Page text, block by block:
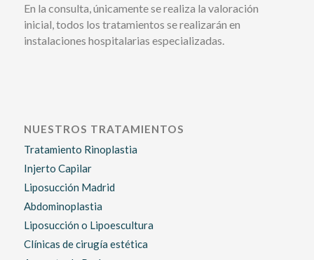
En la consulta, únicamente se realiza la valoración
inicial, todos los tratamientos se realizarán en
instalaciones hospitalarias especializadas.
NUESTROS TRATAMIENTOS
Tratamiento Rinoplastia
Injerto Capilar
Liposucción Madrid
Abdominoplastia
Liposucción o Lipoescultura
Clínicas de cirugía estética